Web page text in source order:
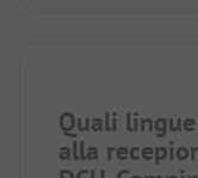
Quali
alla